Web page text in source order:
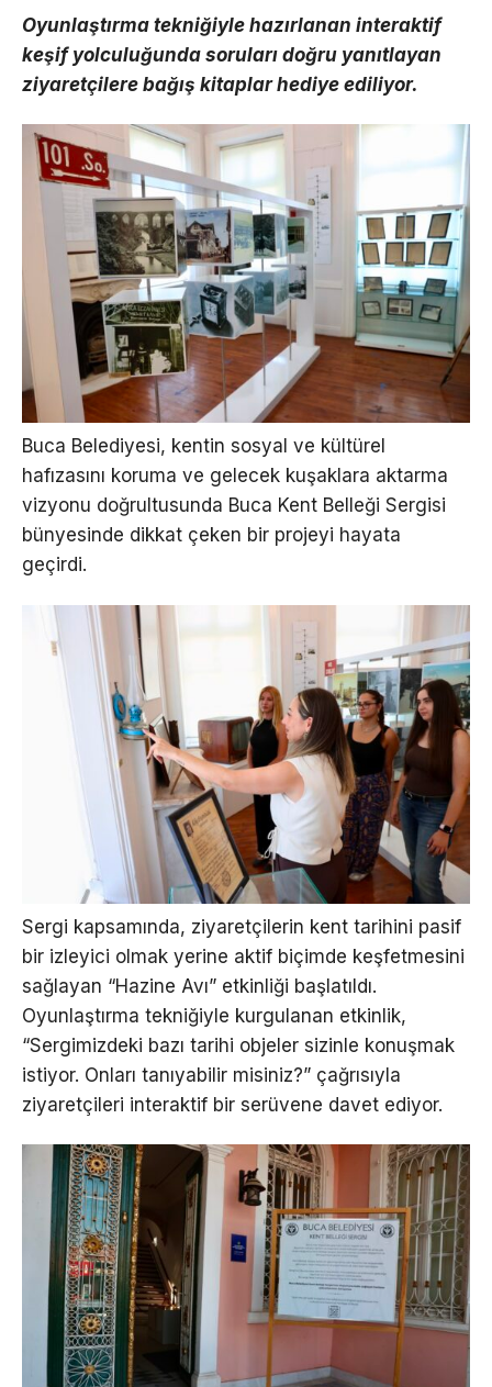
Oyunlaştırma tekniğiyle hazırlanan interaktif
keşif yolculuğunda soruları doğru yanıtlayan
ziyaretçilere bağış kitaplar hediye ediliyor.
Buca Belediyesi, kentin sosyal ve kültürel
hafızasını koruma ve gelecek kuşaklara aktarma
vizyonu doğrultusunda Buca Kent Belleği Sergisi
bünyesinde dikkat çeken bir projeyi hayata
geçirdi.
Sergi kapsamında, ziyaretçilerin kent tarihini pasif
bir izleyici olmak yerine aktif biçimde keşfetmesini
sağlayan “Hazine Avı” etkinliği başlatıldı.
Oyunlaştırma tekniğiyle kurgulanan etkinlik,
“Sergimizdeki bazı tarihi objeler sizinle konuşmak
istiyor. Onları tanıyabilir misiniz?” çağrısıyla
ziyaretçileri interaktif bir serüvene davet ediyor.